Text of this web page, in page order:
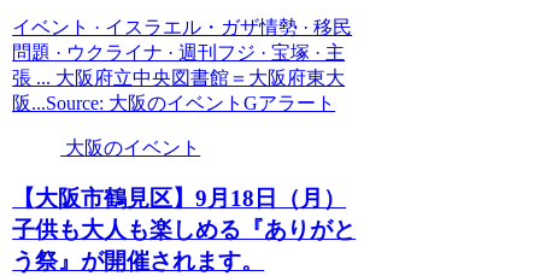
イベント · イスラエル・ガザ情勢 · 移民
問題 · ウクライナ · 週刊フジ · 宝塚 · 主
張 ... 大阪府立中央図書館＝大阪府東大
阪...Source: 大阪のイベントGアラート
大阪のイベント
【大阪市鶴見区】9月18日（月）
子供も大人も楽しめる『ありがと
う祭』が開催されます。